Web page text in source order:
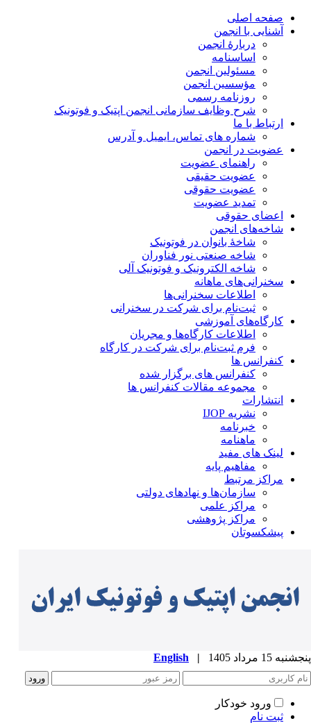
صفحه اصلی
آشنایی با انجمن
دربارۀ انجمن
اساسنامه
مسئولین انجمن
مؤسسین انجمن
روزنامه رسمی
شرح وظایف سازمانی انجمن اپتیک و فوتونیک
ارتباط با ما
شماره های تماس، ایمیل و آدرس
عضویت در انجمن
راهنمای عضویت
عضویت حقیقی
عضویت حقوقی
تمدید عضویت
اعضای حقوقی
شاخه‌های انجمن
شاخۀ بانوان در فوتونیک
شاخه صنعتی نور فناوران
شاخه‌ الکترونیک و فوتونیک آلی
سخنرانی‌های ماهانه
اطلاعات سخنرانی‌‌ها
ثبت‌نام برای شرکت در سخنرانی
کارگاه‌های آموزشی
اطلاعات کارگاه‌ها و مجریان
فرم ثبت‌نام برای شرکت در کارگاه
کنفرانس ها
کنفرانس های برگزار شده
مجموعه مقالات کنفرانس ها
انتشارات
نشریه IJOP
خبرنامه
ماهنامه
لینک های مفید
مفاهیم پایه
مراکز مرتبط
سازمان‌ها و نهادهای دولتی
مراکز علمی
مراکز پژوهشی
پیشکسوتان
15 مرداد 1405 |
English
ورود خودکار
ثبت نام